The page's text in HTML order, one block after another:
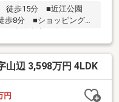
徒歩15分 ■近江公園
8分 ■ショッピングプ
山辺 3,598万円 4LDK
円